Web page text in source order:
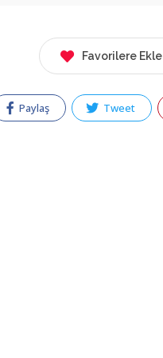
Favorilere Ekle
Paylaş Tweet